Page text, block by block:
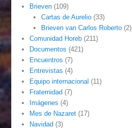
Brieven (109)
Cartas de Aurelio(33)
Brieven van Carlos Roberto(2)
Comunidad Horeb (211)
Documentos (421)
Encuentros (7)
Entrevistas (4)
Equipo internacional (11)
Fraternidad (7)
Imágenes (4)
Mes de Nazaret (17)
Navidad (3)